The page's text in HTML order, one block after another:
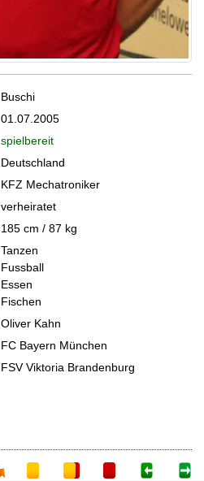
Buschi
01.07.2005
spielbereit
Deutschland
KFZ Mechatroniker
verheiratet
185 cm / 87 kg
Tanzen
Fussball
Essen
Fischen
Oliver Kahn
FC Bayern München
FSV Viktoria Brandenburg